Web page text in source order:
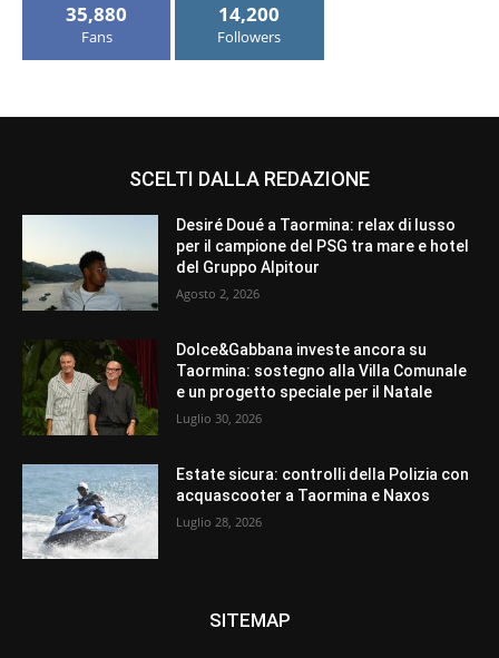
35,880
Fans
14,200
Followers
SCELTI DALLA REDAZIONE
Desiré Doué a Taormina: relax di lusso
per il campione del PSG tra mare e hotel
del Gruppo Alpitour
Agosto 2, 2026
Dolce&Gabbana investe ancora su
Taormina: sostegno alla Villa Comunale
e un progetto speciale per il Natale
Luglio 30, 2026
Estate sicura: controlli della Polizia con
acquascooter a Taormina e Naxos
Luglio 28, 2026
SITEMAP